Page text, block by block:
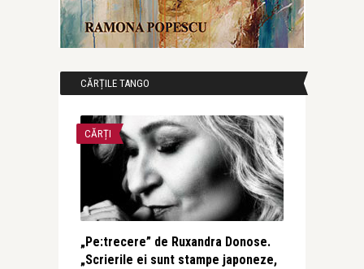
CĂRȚILE TANGO
CĂRȚI
„Pe:trecere” de Ruxandra Donose.
„Scrierile ei sunt stampe japoneze,